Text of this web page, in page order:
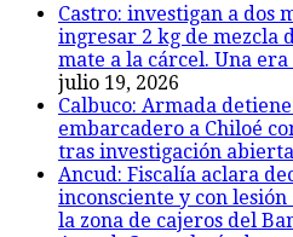
Castro: investigan a dos
ingresar 2 kg de mezcla
mate a la cárcel. Una
julio 19, 2026
Calbuco: Armada
embarcadero a Chiloé
tras investigación
Ancud: Fiscalía aclara
inconsciente y con
la zona de cajeros del